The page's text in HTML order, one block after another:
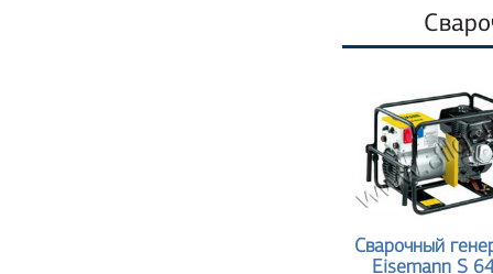
Сварочный
Eisemann S